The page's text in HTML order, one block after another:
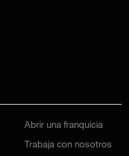
Abrir una franquicia
Trabaja con nosotros